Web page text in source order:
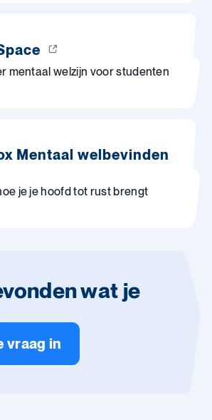
mentaal welzijn voor studenten
Mentaal welbevinden
je je hoofd tot rust brengt
wat je
vraag in